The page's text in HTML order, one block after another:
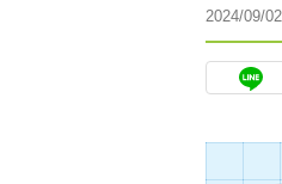
2024/09/02